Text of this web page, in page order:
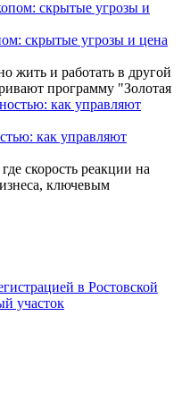
скрытые угрозы и цена
жить и работать в другой
программу "Золотая
как управляют
скорость реакции на
ключевым
в Ростовской
участок